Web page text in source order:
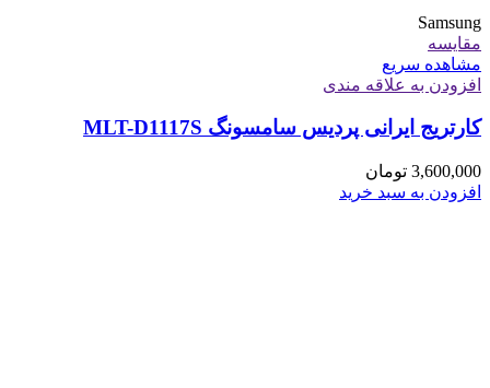
Samsung
مقایسه
مشاهده سریع
افزودن به علاقه مندی
کارتریج ایرانی پردیس سامسونگ MLT-D1117S
3,600,000 تومان
افزودن به سبد خرید